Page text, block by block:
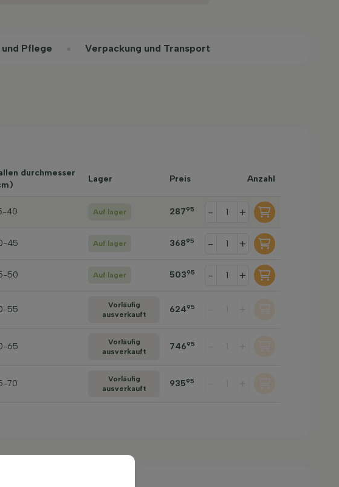
Pflege Verpackung und Transport
durchmesser
Lager Preis Anzahl
40 Auf lager 28795 - +
45 Auf lager 36895 - +
50 Auf lager 50395 - +
55
Vorläufig
ausverkauft
62495
65
Vorläufig
ausverkauft
74695
70
Vorläufig
ausverkauft
93595